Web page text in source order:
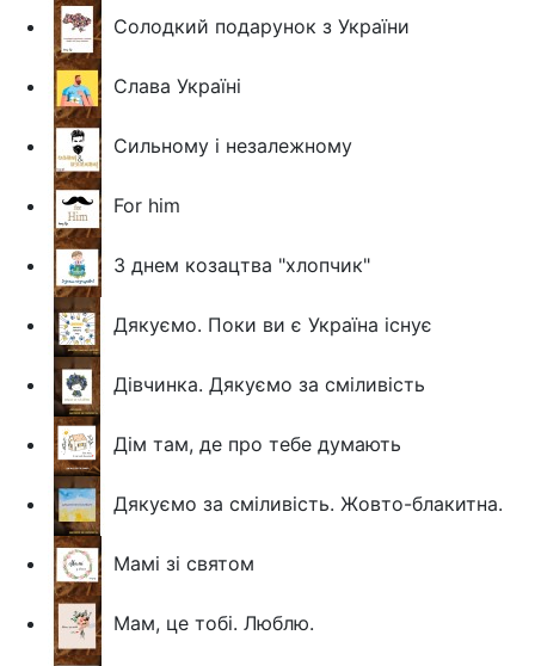
Солодкий подарунок з України
Слава Україні
Сильному і незалежному
For him
З днем козацтва "хлопчик"
Дякуємо. Поки ви є Україна існує
Дівчинка. Дякуємо за сміливість
Дім там, де про тебе думають
Дякуємо за сміливість. Жовто-блакитна.
Мамі зі святом
Мам, це тобі. Люблю.